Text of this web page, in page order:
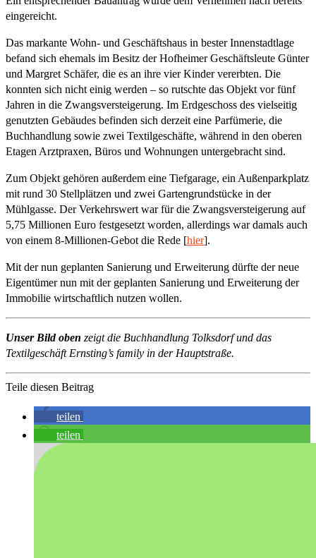
eingereicht.
Das markante Wohn- und Geschäftshaus in bester Innenstadtlage
befand sich ehemals im Besitz der Hofheimer Geschäftsleute Günter
und Margret Schäfer, die es an ihre vier Kinder vererbten. Die
konnten sich nicht einig werden – so rutschte das Objekt vor fünf
Jahren in die Zwangsversteigerung. Im Erdgeschoss des vielseitig
genutzten Gebäudes befinden sich derzeit eine Parfümerie, die
Buchhandlung sowie zwei Textilgeschäfte, während in den oberen
Etagen Arztpraxen, Büros und Wohnungen untergebracht sind.
Zum Objekt gehören außerdem eine Tiefgarage, ein Außenparkplatz
mit rund 30 Stellplätzen und zwei Gartengrundstücke in der
Mühlgasse. Der Verkehrswert war für die Zwangsversteigerung auf
5,75 Millionen Euro festgesetzt worden, allerdings war damals auch
von einem 8-Millionen-Gebot die Rede [hier].
Mit der nun geplanten Sanierung und Erweiterung dürfte der neue
Eigentümer nun mit der geplanten Sanierung und Erweiterung der
Immobilie wirtschaftlich nutzen wollen.
Unser Bild oben zeigt die Buchhandlung Tolksdorf und das
Textilgeschäft Ernsting’s family in der Hauptstraße.
Teile diesen Beitrag
teilen
teilen